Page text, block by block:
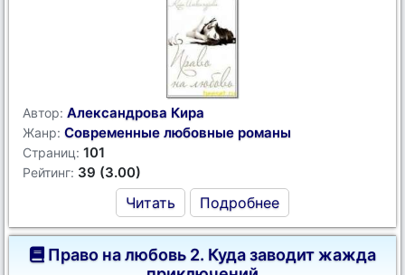
Автор: Александрова Кира
Жанр: Современные любовные романы
Страниц: 101
Рейтинг: 39 (3.00)
Читать Подробнее
Право на любовь 2. Куда заводит жажда